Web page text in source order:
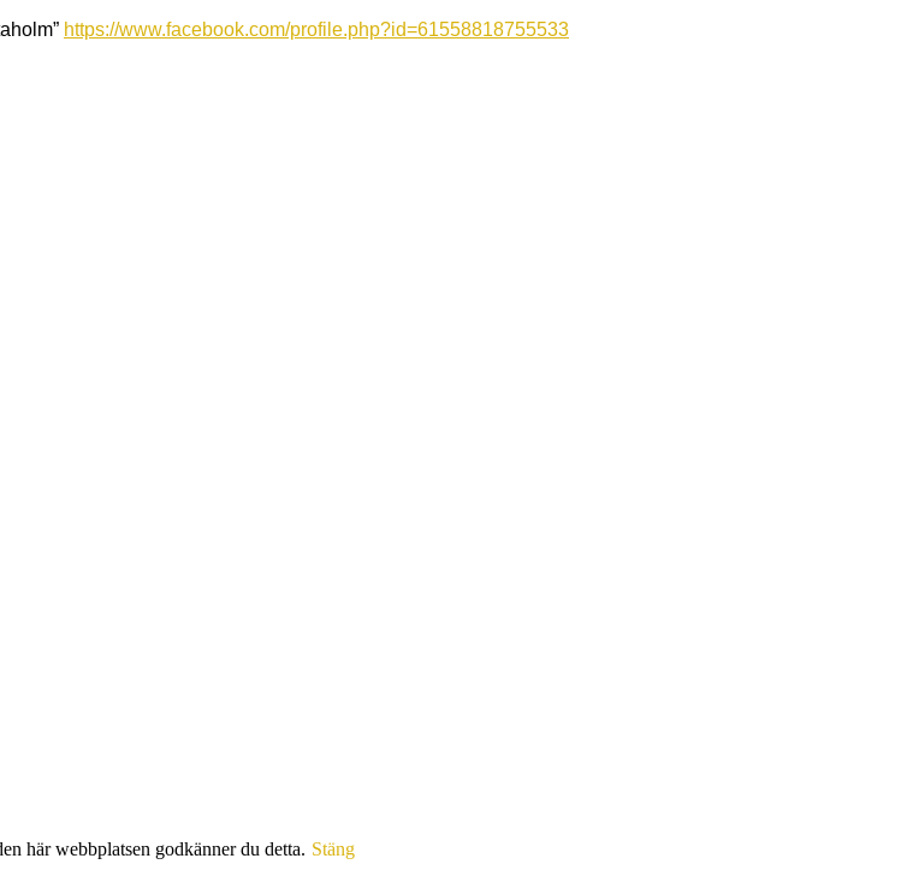
https://www.facebook.com/profile.php?id=61558818755533
här webbplatsen godkänner du detta. Stäng